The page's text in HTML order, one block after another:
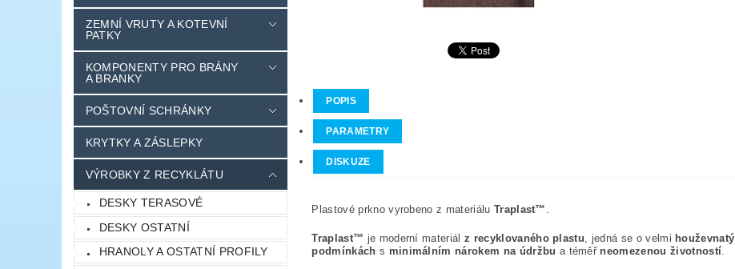
ZEMNÍ VRUTY A KOTEVNÍ
PATKY
KOMPONENTY PRO BRÁNY
A BRANKY
POŠTOVNÍ SCHRÁNKY
KRYTKY A ZÁSLEPKY
VÝROBKY Z RECYKLÁTU
DESKY TERASOVÉ
DESKY OSTATNÍ
HRANOLY A OSTATNÍ PROFILY
POPIS
PARAMETRY
DISKUZE
Plastové prkno vyrobeno z materiálu Traplast™ .
Traplast™ je moderní materiálz recyklovaného plastu, jedná se o velmi houževnatý
podmínkách s minimálním nárokem na údržbu a téměřneomezenou životností.